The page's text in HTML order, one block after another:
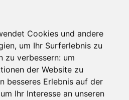
Cookies und andere
um Ihr Surferlebnis zu
zu verbessern: um
der Website zu
besseres Erlebnis auf der
um Ihr Interesse an unseren